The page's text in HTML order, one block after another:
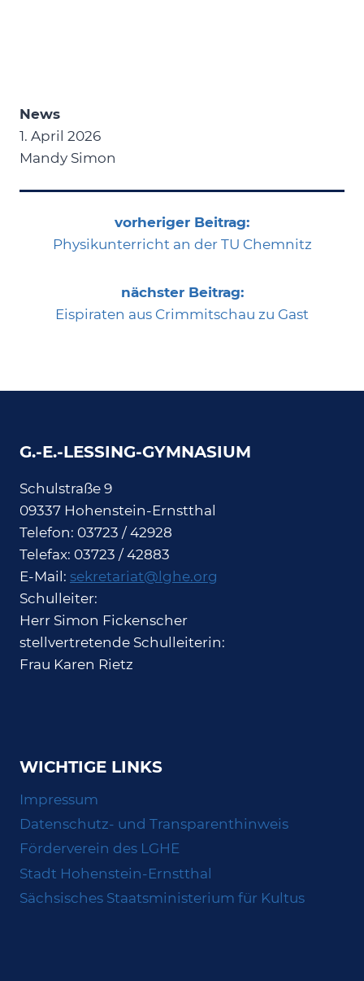
News
1. April 2026
Mandy Simon
vorheriger Beitrag:
Physikunterricht an der TU Chemnitz
nächster Beitrag:
Eispiraten aus Crimmitschau zu Gast
G.-E.-LESSING-GYMNASIUM
Schulstraße 9
09337 Hohenstein-Ernstthal
Telefon: 03723 / 42928
Telefax: 03723 / 42883
E-Mail: sekretariat@lghe.org
Schulleiter:
Herr Simon Fickenscher
stellvertretende Schulleiterin:
Frau Karen Rietz
WICHTIGE LINKS
Impressum
Datenschutz- und Transparenthinweis
Förderverein des LGHE
Stadt Hohenstein-Ernstthal
Sächsisches Staatsministerium für Kultus